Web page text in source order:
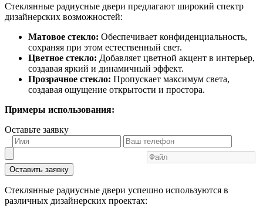
Стеклянные радиусные двери предлагают широкий спектр
дизайнерских возможностей:
Матовое стекло: Обеспечивает конфиденциальность,
сохраняя при этом естественный свет.
Цветное стекло: Добавляет цветной акцент в интерьер,
создавая яркий и динамичный эффект.
Прозрачное стекло: Пропускает максимум света,
создавая ощущение открытости и простора.
Примеры использования:
Оставьте заявку
Оставить заявку
Стеклянные радиусные двери успешно используются в
различных дизайнерских проектах: